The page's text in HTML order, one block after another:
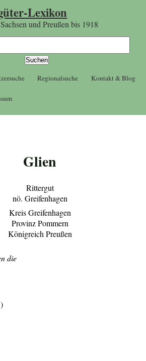
Lexikon
und Preußen bis 1918
Regionalsuche Kontakt & Blog
Glien
Rittergut
nö. Greifenhagen
Kreis Greifenhagen
Provinz Pommern
Königreich Preußen
die